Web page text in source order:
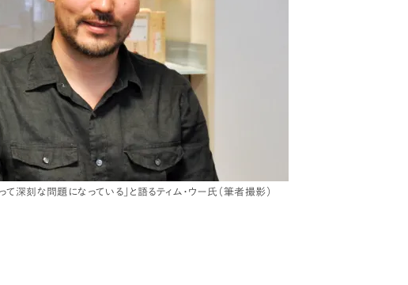
深刻な問題になっている」と語るティム・ウー氏（筆者撮影）